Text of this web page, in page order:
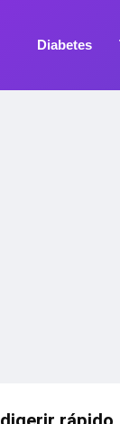
Diabetes